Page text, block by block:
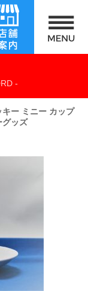
-
ー ミニー カップ
グッズ